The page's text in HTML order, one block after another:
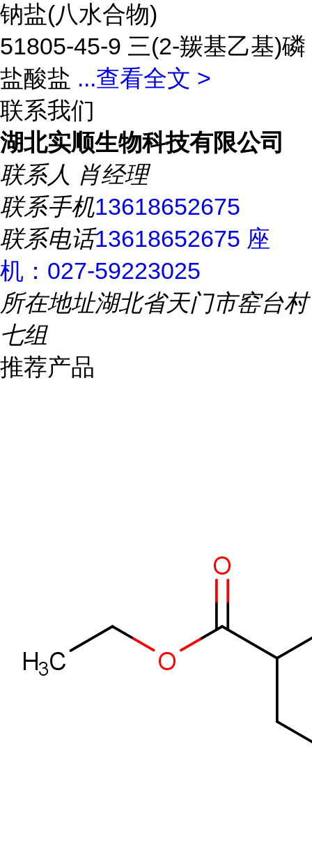
钠盐(八水合物)
51805-45-9 三(2-羰基乙基)磷
盐酸盐 ...查看全文 >
联系我们
湖北实顺生物科技有限公司
联系人 肖经理
联系手机13618652675
联系电话13618652675 座
机：027-59223025
所在地址湖北省天门市窑台村
七组
推荐产品